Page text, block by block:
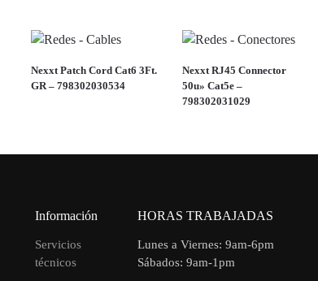
Nexxt Patch Cord Cat6 3Ft.
GR – 798302030534
Nexxt RJ45 Connector
50u» Cat5e –
798302031029
Información
Servicios
técnicos
HORAS TRABAJADAS
Lunes a Viernes: 9am-6pm
Sábados: 9am-1pm